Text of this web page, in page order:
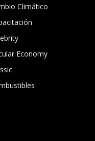
Climático
Economy